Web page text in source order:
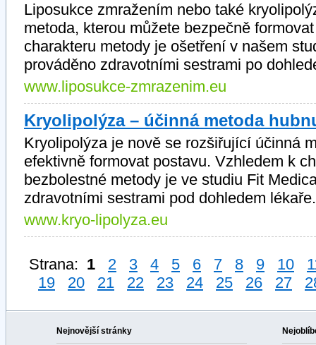
Liposukce zmražením nebo také
metoda, kterou můžete bezpečně
charakteru metody je ošetření v našem
prováděno zdravotními sestrami po
www.liposukce-zmrazenim.eu
Kryolipolýza – účinná metoda
Kryolipolýza je nově se rozšiřující účinná
efektivně formovat postavu. Vzhledem k
bezbolestné metody je ve studiu Fit
zdravotními sestrami pod dohledem lékaře.
www.kryo-lipolyza.eu
Strana: 1 2 3 4 5 6 7 8 9 10
19
20 21 22 23 24 25 26 27
Nejnovější stránky